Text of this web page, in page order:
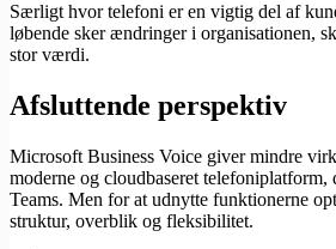
Særligt hvor telefoni er en vigtig del af
løbende sker ændringer i organisationen,
stor værdi.
Afsluttende perspektiv
Microsoft Business Voice giver mindre
moderne og cloudbaseret
Teams. Men for at udnytte funktionerne
struktur, overblik og fleksibilitet.